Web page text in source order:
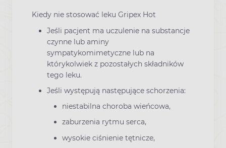
Kiedy nie stosować leku Gripex Hot
Jeśli pacjent ma uczulenie na substancje
czynne lub aminy
sympatykomimetyczne lub na
którykolwiek z pozostałych składników
tego leku.
Jeśli występują następujące schorzenia:
niestabilna choroba wieńcowa,
zaburzenia rytmu serca,
wysokie ciśnienie tętnicze,